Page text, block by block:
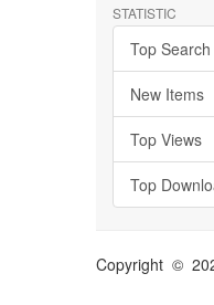
STATISTIC
Top
New Items
Top Views
Top
Copyright ©